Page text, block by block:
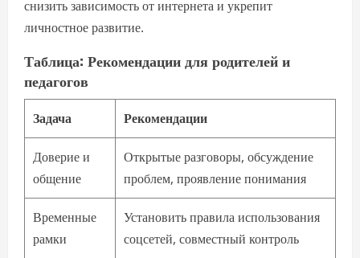
снизить зависимость от интернета и укрепит
личностное развитие.
Таблица: Рекомендации для родителей и
педагогов
Задача Рекомендации
Доверие и
общение
Открытые разговоры, обсуждение
проблем, проявление понимания
Временные
рамки
Установить правила использования
соцсетей, совместный контроль